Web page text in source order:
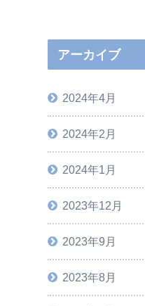
アーカイブ
2024年4月
2024年2月
2024年1月
2023年12月
2023年9月
2023年8月